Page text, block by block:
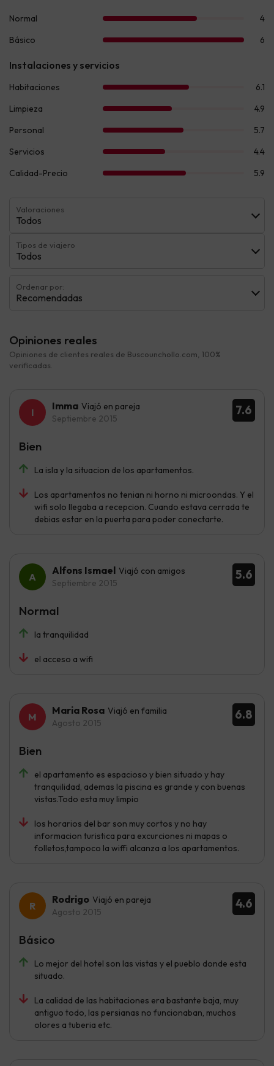
Valoraciones
Todos
Tipos de viajero
Todos
Ordenar por:
Recomendadas
Opiniones reales
Opiniones de clientes reales de Buscounchollo.com, 100%
verificadas.
7.6
Imma Viajó en pareja
Septiembre 2015
La isla y la situacion de los apartamentos.
Los apartamentos no tenian ni horno ni microondas. Y el
wifi solo llegaba a recepcion. Cuando estava cerrada te
debias estar en la puerta para poder conectarte.
Bien
5.6
Alfons Ismael Viajó con amigos
Septiembre 2015
la tranquilidad
el acceso a wifi
Normal
6.8
Maria Rosa Viajó en familia
Agosto 2015
el apartamento es espacioso y bien situado y hay
tranquilidad, ademas la piscina es grande y con buenas
vistas.Todo esta muy limpio
los horarios del bar son muy cortos y no hay
informacion turistica para excurciones ni mapas o
folletos,tampoco la wiffi alcanza a los apartamentos.
Bien
4.6
Rodrigo Viajó en pareja
Agosto 2015
Lo mejor del hotel son las vistas y el pueblo donde esta
situado.
La calidad de las habitaciones era bastante baja, muy
antiguo todo, las persianas no funcionaban, muchos
olores a tuberia etc.
Básico